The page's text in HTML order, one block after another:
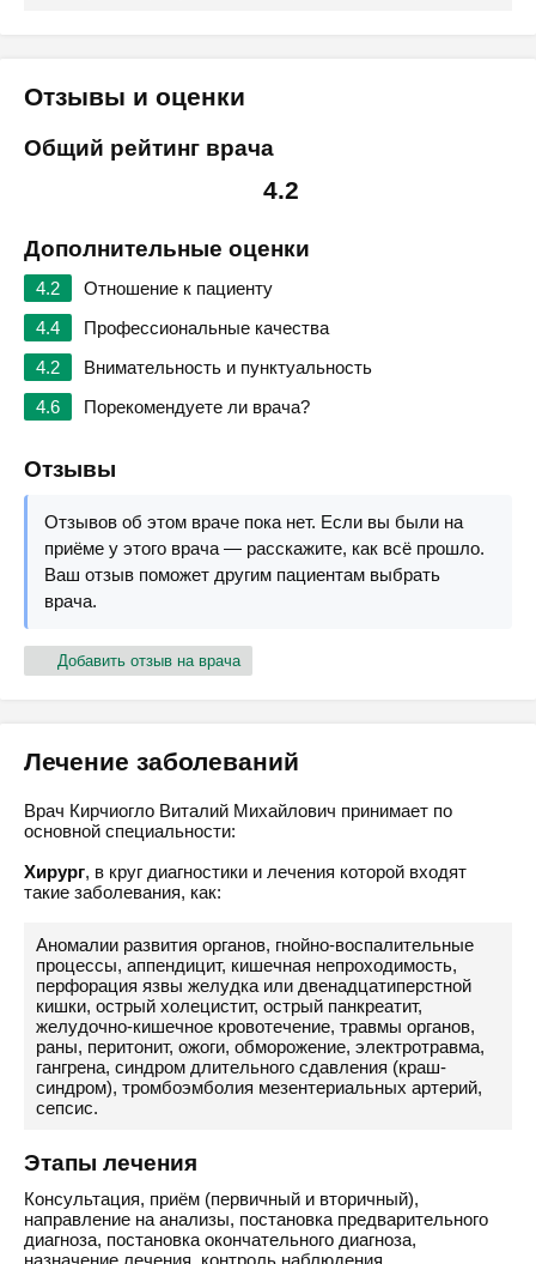
Отзывы и оценки
Общий рейтинг врача
4.2
Дополнительные оценки
4.2
Отношение к пациенту
4.4
Профессиональные качества
4.2
Внимательность и пунктуальность
4.6
Порекомендуете ли врача?
Отзывы
Отзывов об этом враче пока нет. Если вы были на
приёме у этого врача — расскажите, как всё прошло.
Ваш отзыв поможет другим пациентам выбрать
врача.
Добавить отзыв на врача
Лечение заболеваний
Врач Кирчиогло Виталий Михайлович принимает по
основной специальности:
Хирург, в круг диагностики и лечения которой входят
такие заболевания, как:
Аномалии развития органов, гнойно-воспалительные
процессы, аппендицит, кишечная непроходимость,
перфорация язвы желудка или двенадцатиперстной
кишки, острый холецистит, острый панкреатит,
желудочно-кишечное кровотечение, травмы органов,
раны, перитонит, ожоги, обморожение, электротравма,
гангрена, синдром длительного сдавления (краш-
синдром), тромбоэмболия мезентериальных артерий,
сепсис.
Этапы лечения
Консультация, приём (первичный и вторичный),
направление на анализы, постановка предварительного
диагноза, постановка окончательного диагноза,
назначение лечения, контроль наблюдения.